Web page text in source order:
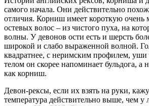
самого начала. Они действительно
отличия. Корниш имеет короткую очень
остевых волос – из чистого пуха, на
волны. У девонов ости есть и шерсть
широкой и слабо выраженной волной.
квадратнее, с неримским профилем, уши
телом он скорее напоминает бульдога, а
как корниш.
Девон-рексы, если их взять на руки,
температура действительно выше, чем